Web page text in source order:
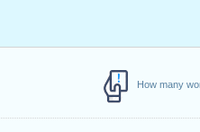
How many